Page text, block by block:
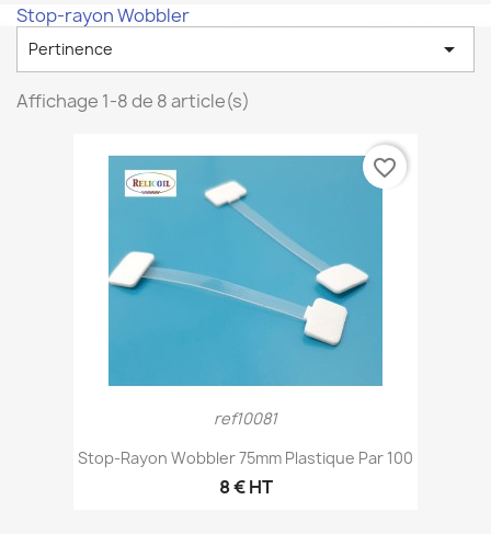
Stop-rayon Wobbler
Pertinence 
Affichage 1-8 de 8 article(s)
ref10081
Stop-Rayon Wobbler 75mm Plastique Par 100
8 € HT
favorite_border